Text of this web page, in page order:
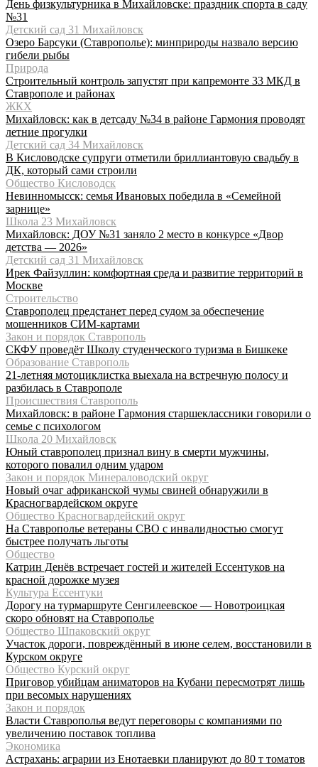
День физкультурника в Михайловске: праздник спорта в саду
№31
Детский сад 31 Михайловск
Озеро Барсуки (Ставрополье): минприроды назвало версию
гибели рыбы
Природа
Строительный контроль запустят при капремонте 33 МКД в
Ставрополе и районах
ЖКХ
Михайловск: как в детсаду №34 в районе Гармония проводят
летние прогулки
Детский сад 34 Михайловск
В Кисловодске супруги отметили бриллиантовую свадьбу в
ДК, который сами строили
Общество Кисловодск
Невинномысск: семья Ивановых победила в «Семейной
зарнице»
Школа 23 Михайловск
Михайловск: ДОУ №31 заняло 2 место в конкурсе «Двор
детства — 2026»
Детский сад 31 Михайловск
Ирек Файзуллин: комфортная среда и развитие территорий в
Москве
Строительство
Ставрополец предстанет перед судом за обеспечение
мошенников СИМ-картами
Закон и порядок Ставрополь
СКФУ проведёт Школу студенческого туризма в Бишкеке
Образование Ставрополь
21-летняя мотоциклистка выехала на встречную полосу и
разбилась в Ставрополе
Происшествия Ставрополь
Михайловск: в районе Гармония старшеклассники говорили о
семье с психологом
Школа 20 Михайловск
Юный ставрополец признал вину в смерти мужчины,
которого повалил одним ударом
Закон и порядок Минераловодский округ
Новый очаг африканской чумы свиней обнаружили в
Красногвардейском округе
Общество Красногвардейский округ
На Ставрополье ветераны СВО с инвалидностью смогут
быстрее получать льготы
Общество
Катрин Денёв встречает гостей и жителей Ессентуков на
красной дорожке музея
Культура Ессентуки
Дорогу на турмаршруте Сенгилеевское — Новотроицкая
скоро обновят на Ставрополье
Общество Шпаковский округ
Участок дороги, повреждённый в июне селем, восстановили в
Курском округе
Общество Курский округ
Приговор убийцам аниматоров на Кубани пересмотрят лишь
при весомых нарушениях
Закон и порядок
Власти Ставрополья ведут переговоры с компаниями по
увеличению поставок топлива
Экономика
Астрахань: аграрии из Енотаевки планируют до 80 т томатов